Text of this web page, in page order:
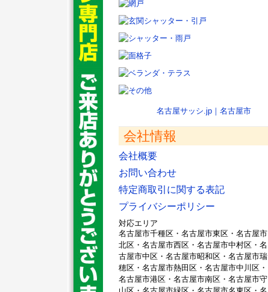
名古屋サッシ.jp｜名古屋市
会社情報
会社概要
お問い合わせ
特定商取引に関する表記
プライバシーポリシー
対応エリア
名古屋市千種区・名古屋市東区・名古屋市
北区・名古屋市西区・名古屋市中村区・名
古屋市中区・名古屋市昭和区・名古屋市瑞
穂区・名古屋市熱田区・名古屋市中川区・
名古屋市港区・名古屋市南区・名古屋市守